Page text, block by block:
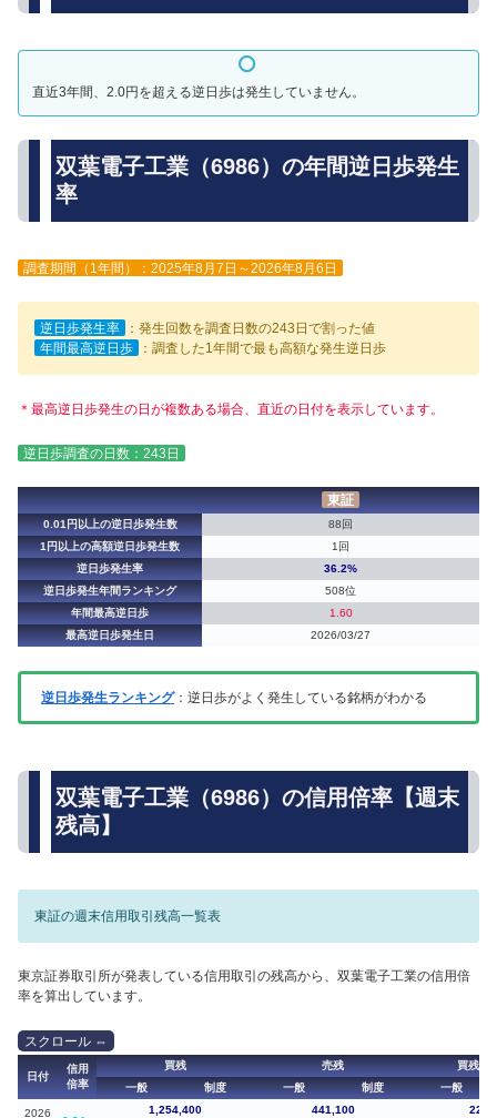
直近3年間、2.0円を超える逆日歩は発生していません。
双葉電子工業（6986）の年間逆日歩発生
率
調査期間（1年間）：2025年8月7日～2026年8月6日
逆日歩発生率
：発生回数を調査日数の243日で割った値
年間最高逆日歩
：調査した1年間で最も高額な発生逆日歩
＊最高逆日歩発生の日が複数ある場合、直近の日付を表示しています。
逆日歩調査の日数：243日
東証
0.01円以上の逆日歩発生数
88回
1円以上の高額逆日歩発生数
1回
逆日歩発生率
36.2%
逆日歩発生年間ランキング
508位
年間最高逆日歩
1.60
最高逆日歩発生日
2026/03/27
逆日歩発生ランキング：逆日歩がよく発生している銘柄がわかる
双葉電子工業（6986）の信用倍率【週末
残高】
東証の週末信用取引残高一覧表
東京証券取引所が発表している信用取引の残高から、双葉電子工業の信用倍
率を算出しています。
日付
信用
倍率
買残 売残
買残（
一般
制度 一般 制度 一般
2026
1,254,400 441,100